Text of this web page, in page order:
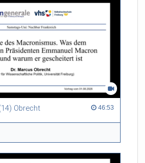
Obrecht 46:53